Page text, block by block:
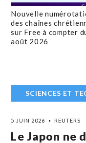
Nouvelle
des chaînes
sur Free à compter
août 2026
SCIENCES ET
5 JUIN 2026 REUTERS
Le Japon ne